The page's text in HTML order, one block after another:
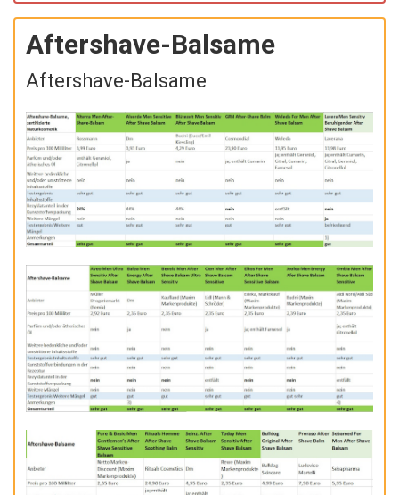
Aftershave-Balsame
Aftershave-Balsame